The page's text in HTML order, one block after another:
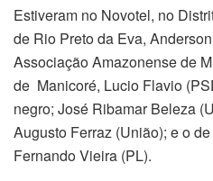
Estiveram no Novotel, no
de Rio Preto da Eva,
Associação Amazonense de
de Manicoré, Lucio Flavio
negro; José Ribamar Beleza
Augusto Ferraz (União); e o
Fernando Vieira (PL).